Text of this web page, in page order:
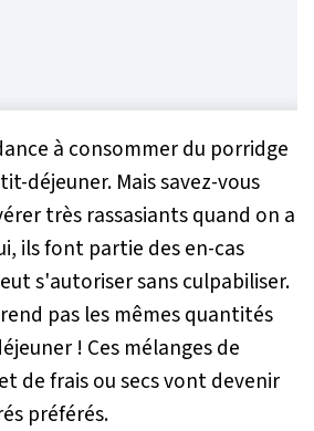
à consommer du porridge
déjeuner. Mais savez-vous
très rassasiants quand on a
ils font partie des en-cas
s'autoriser sans culpabiliser.
pas les mêmes quantités
! Ces mélanges de
de frais ou secs vont devenir
préférés.